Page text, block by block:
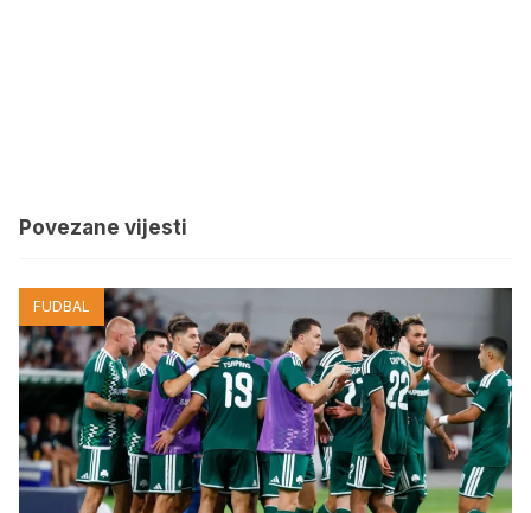
Povezane vijesti
FUDBAL